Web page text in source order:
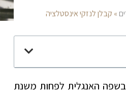
» קבלן לנזקי אינסטלציה
האנגלית לפחות משנת